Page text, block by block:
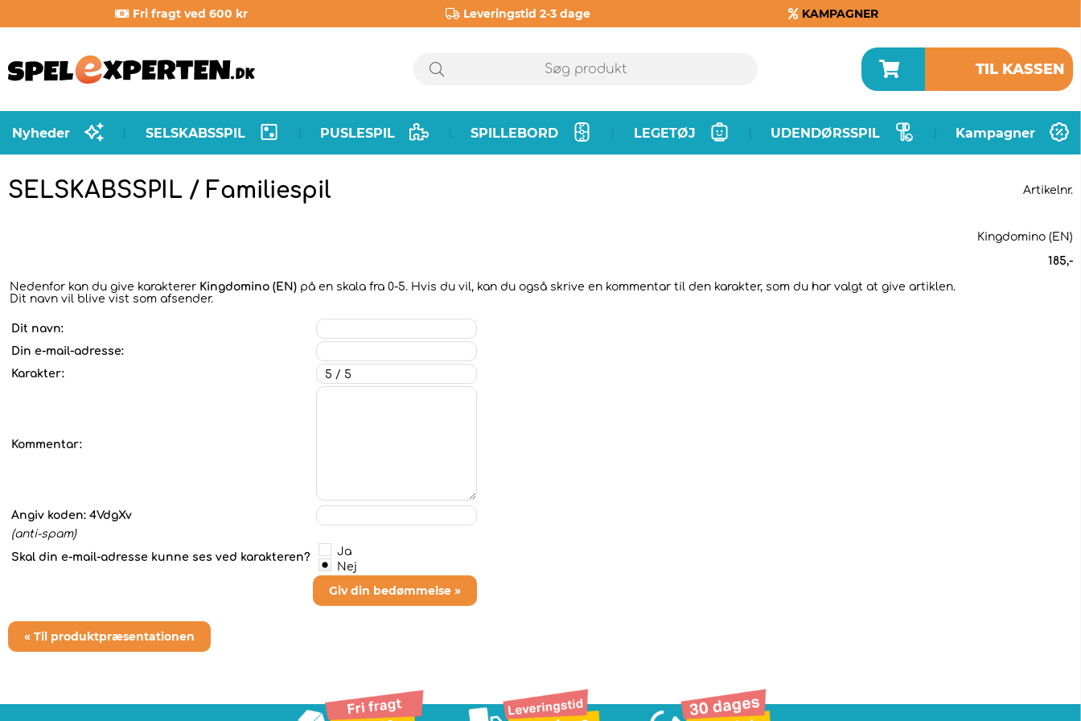
Fri fragt ved 600 kr Leveringstid 2-3 dage KAMPAGNER
TIL KASSEN
Nyheder SELSKABSSPIL PUSLESPIL SPILLEBORD LEGETØJ UDENDØRSSPIL Kampagner
SELSKABSSPIL / Familiespil Artikelnr.
Kingdomino (EN)
185,-
Nedenfor kan du give karakterer Kingdomino (EN) på en skala fra 0-5. Hvis du vil, kan du også skrive en kommentar til den karakter, som du har valgt at give artiklen.
Dit navn vil blive vist som afsender.
Dit navn:
Din e-mail-adresse:
Karakter:
Kommentar:
Angiv koden: 4VdgXv
(anti-spam)
Skal din e-mail-adresse kunne ses ved karakteren?
Ja
Nej
Giv din bedømmelse »
« Til produktpræsentationen